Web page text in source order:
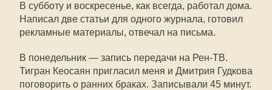
В субботу и воскресенье, как всегда, работал дома.
Написал две статьи для одного журнала, готовил
рекламные материалы, отвечал на письма.
В понедельник — запись передачи на Рен-ТВ.
Тигран Кеосаян пригласил меня и Дмитрия Гудкова
поговорить о ранних браках. Записывали 45 минут.